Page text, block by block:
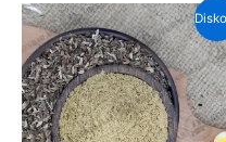
Harga
aslinya
adalah:
Rp60,000.00.
ini